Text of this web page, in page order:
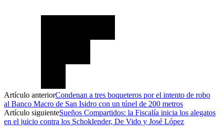
Artículo anteriorCondenan a tres boqueteros por el intento de robo
al Banco Macro de San Isidro con un túnel de 200 metros
Artículo siguienteSueños Compartidos: la Fiscalía inicia los alegatos
en el juicio contra los Schoklender, De Vido y José López